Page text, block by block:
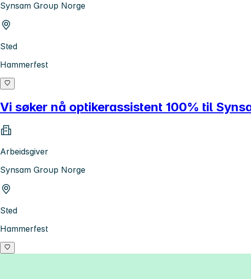
Synsam Group Norge
Sted
Hammerfest
Vi søker nå optikerassistent 100% til
Arbeidsgiver
Synsam Group Norge
Sted
Hammerfest